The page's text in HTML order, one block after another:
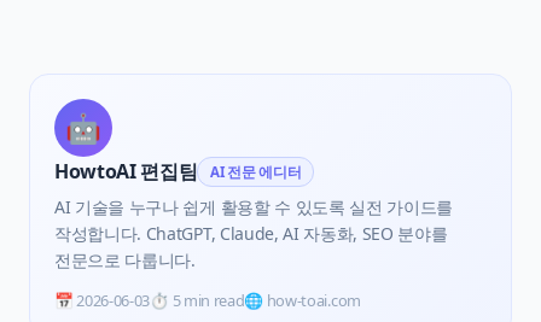
🤖
HowtoAI 편집팀 AI 전문 에디터
AI 기술을 누구나 쉽게 활용할 수 있도록 실전 가이드를
작성합니다. ChatGPT, Claude, AI 자동화, SEO 분야를
전문으로 다룹니다.
📅2026-06-03⏱️ 5 min read🌐 how-toai.com